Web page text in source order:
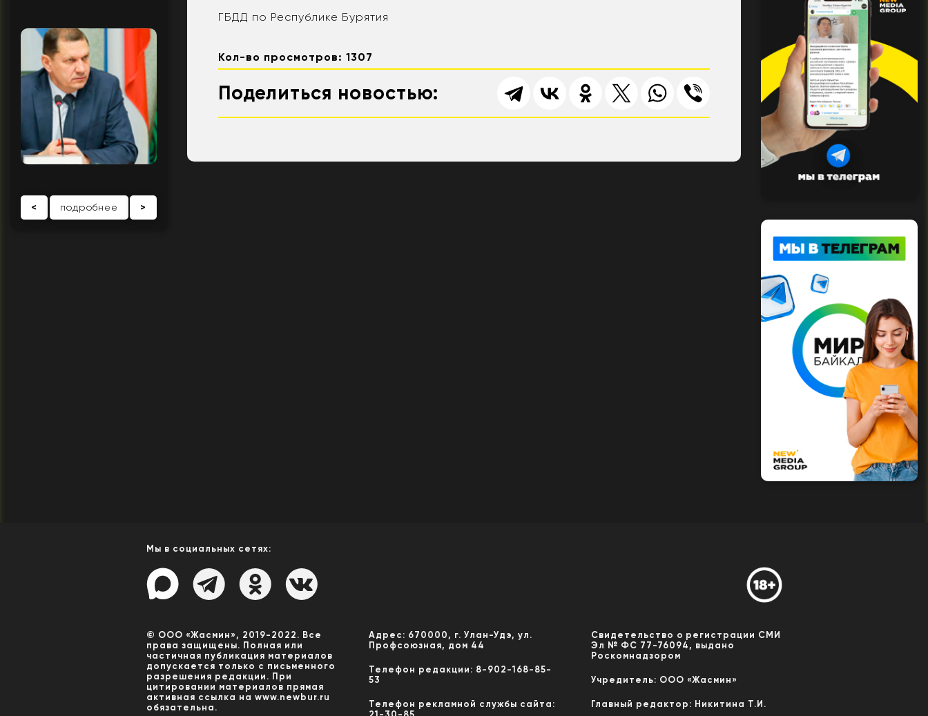
< подробнее >
ГБДД по Республике Бурятия
Кол-во просмотров: 1307
Поделиться новостью:
Мы в социальных сетях:
© ООО «Жасмин», 2019-2022. Все
права защищены. Полная или
частичная публикация материалов
допускается только с письменного
разрешения редакции. При
цитировании материалов прямая
активная ссылка на www.newbur.ru
обязательна.
Адрес: 670000, г. Улан-Удэ, ул.
Профсоюзная, дом 44
Телефон редакции: 8-902-168-85-
53
Телефон рекламной службы сайта:
Свидетельство о регистрации СМИ
Эл № ФС 77-76094, выдано
Роскомнадзором
Учредитель: ООО «Жасмин»
Главный редактор: Никитина Т.И.